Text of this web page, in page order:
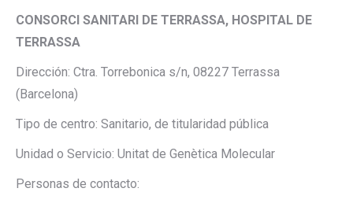
CONSORCI SANITARI DE TERRASSA, HOSPITAL DE
TERRASSA
Dirección: Ctra. Torrebonica s/n, 08227 Terrassa
(Barcelona)
Tipo de centro: Sanitario, de titularidad pública
Unidad o Servicio: Unitat de Genètica Molecular
Personas de contacto: